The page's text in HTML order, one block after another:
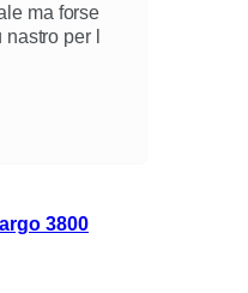
ma forse
per l
3800